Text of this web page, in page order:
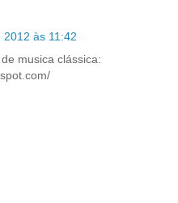
às 11:42
musica clássica: